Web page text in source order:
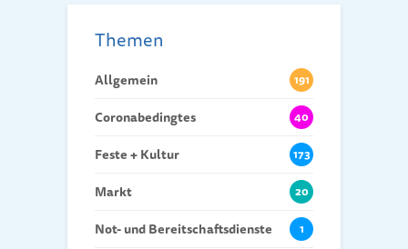
Themen
Allgemein 191
Coronabedingtes 40
Feste + Kultur 173
Markt 20
Not- und Bereitschaftsdienste 1